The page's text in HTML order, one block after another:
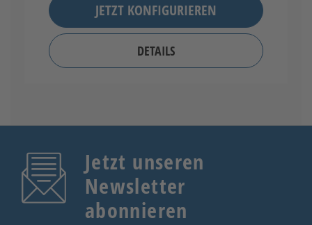
JETZT KONFIGURIEREN
DETAILS
Jetzt unseren
Newsletter
abonnieren